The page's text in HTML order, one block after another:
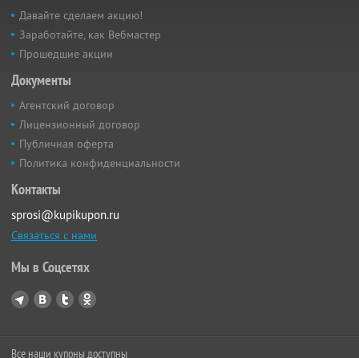
Давайте сделаем акцию!
Заработайте, как Вебмастер
Прошедшие акции
Документы
Агентский договор
Лицензионный договор
Публичная оферта
Политика конфиденциальности
Контакты
sprosi@kupikupon.ru
Связаться с нами
Мы в Соцсетях
Все наши купоны доступны